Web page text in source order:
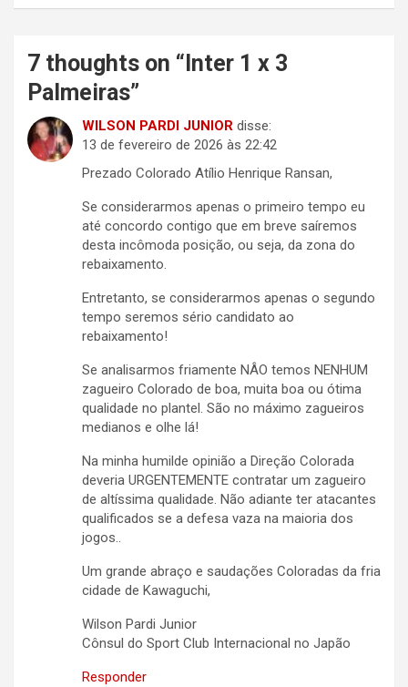
7 thoughts on “ Inter 1 x 3
Palmeiras”
WILSON PARDI JUNIOR disse:
13 de fevereiro de 2026 às 22:42
Prezado Colorado Atílio Henrique Ransan,
Se considerarmos apenas o primeiro tempo eu
até concordo contigo que em breve saíremos
desta incômoda posição, ou seja, da zona do
rebaixamento.
Entretanto, se considerarmos apenas o segundo
tempo seremos sério candidato ao
rebaixamento!
Se analisarmos friamente NÂO temos NENHUM
zagueiro Colorado de boa, muita boa ou ótima
qualidade no plantel. São no máximo zagueiros
medianos e olhe lá!
Na minha humilde opinião a Direção Colorada
deveria URGENTEMENTE contratar um zagueiro
de altíssima qualidade. Não adiante ter atacantes
qualificados se a defesa vaza na maioria dos
jogos..
Um grande abraço e saudações Coloradas da fria
cidade de Kawaguchi,
Wilson Pardi Junior
Cônsul do Sport Club Internacional no Japão
Responder